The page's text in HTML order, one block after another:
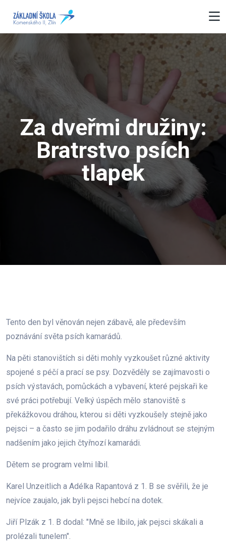
Za dveřmi družiny:
Bratrstvo psích
tlapek
Tento den byl věnován nejen zábavě, ale především
poznávání světa psích kamarádů.
Na pěti stanovištích si děti mohly vyzkoušet různé aktivity
spojené s péčí a prací se psy. Dozvěděly se zajímavosti o
psích výstavách, pomůckách a vybavení, které pejskaři ke
své práci potřebují. Velký úspěch mělo stanoviště s
překážkovou dráhou, kterou si děti vyzkoušely stejně jako
pejsci – a často se jim podařilo dráhu zvládnout se stejným
nadšením jako jejich čtyřnozí kamarádi.
Dětem se program velmi líbil.
Karel Unzeitlich a Adélka Rapantová z 1. B se svěřili, že je
nejvíce zaujalo, jak byli pejsci hebcí na dotek.
Jiří Plzák z 1. B dodal: "Mně se líbilo, jak pejsci skákali a
prolézali tunelem".